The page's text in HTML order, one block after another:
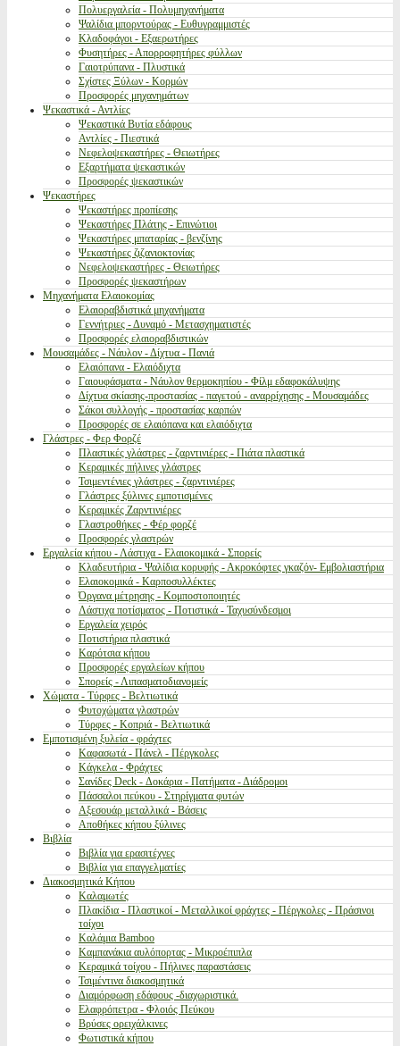
Πολυεργαλεία - Πολυμηχανήματα
Ψαλίδια μπορντούρας - Ευθυγραμμιστές
Κλαδοφάγοι - Εξαερωτήρες
Φυσητήρες - Απορροφητήρες φύλλων
Γαιοτρύπανα - Πλυστικά
Σχίστες Ξύλων - Κορμών
Προσφορές μηχανημάτων
Ψεκαστικά - Αντλίες
Ψεκαστικά Βυτία εδάφους
Αντλίες - Πιεστικά
Νεφελοψεκαστήρες - Θειωτήρες
Εξαρτήματα ψεκαστικών
Προσφορές ψεκαστικών
Ψεκαστήρες
Ψεκαστήρες προπίεσης
Ψεκαστήρες Πλάτης - Επινώτιοι
Ψεκαστήρες μπαταρίας - βενζίνης
Ψεκαστήρες ζιζανιοκτονίας
Νεφελοψεκαστήρες - Θειωτήρες
Προσφορές ψεκαστήρων
Μηχανήματα Ελαιοκομίας
Ελαιοραβδιστικά μηχανήματα
Γεννήτριες - Δυναμό - Μετασχηματιστές
Προσφορές ελαιοραβδιστικών
Μουσαμάδες - Νάυλον - Δίχτυα - Πανιά
Ελαιόπανα - Ελαιόδιχτα
Γαιουφάσματα - Νάυλον θερμοκηπίου - Φίλμ εδαφοκάλυψης
Δίχτυα σκίασης-προστασίας - παγετού - αναρρίχησης - Μουσαμάδες
Σάκοι συλλογής - προστασίας καρπών
Προσφορές σε ελαιόπανα και ελαιόδιχτα
Γλάστρες - Φερ Φορζέ
Πλαστικές γλάστρες - ζαρντινιέρες - Πιάτα πλαστικά
Κεραμικές πήλινες γλάστρες
Τσιμεντένιες γλάστρες - ζαρντινιέρες
Γλάστρες ξύλινες εμποτισμένες
Κεραμικές Ζαρντινιέρες
Γλαστροθήκες - Φέρ φορζέ
Προσφορές γλαστρών
Εργαλεία κήπου - Λάστιχα - Ελαιοκομικά - Σπορείς
Κλαδευτήρια - Ψαλίδια κορυφής - Ακροκόφτες γκαζόν- Εμβολιαστήρια
Ελαιοκομικά - Καρποσυλλέκτες
Όργανα μέτρησης - Κομποστοποιητές
Λάστιχα ποτίσματος - Ποτιστικά - Ταχυσύνδεσμοι
Εργαλεία χειρός
Ποτιστήρια πλαστικά
Καρότσια κήπου
Προσφορές εργαλείων κήπου
Σπορείς - Λιπασματοδιανομείς
Χώματα - Τύρφες - Βελτιωτικά
Φυτοχώματα γλαστρών
Τύρφες - Κοπριά - Βελτιωτικά
Εμποτισμένη ξυλεία - φράχτες
Καφασωτά - Πάνελ - Πέργκολες
Κάγκελα - Φράχτες
Σανίδες Deck - Δοκάρια - Πατήματα - Διάδρομοι
Πάσσαλοι πεύκου - Στηρίγματα φυτών
Αξεσουάρ μεταλλικά - Βάσεις
Αποθήκες κήπου ξύλινες
Βιβλία
Βιβλία για ερασιτέχνες
Βιβλία για επαγγελματίες
Διακοσμητικά Κήπου
Καλαμωτές
Πλακίδια - Πλαστικοί - Μεταλλικοί φράχτες - Πέργκολες - Πράσινοι
τοίχοι
Καλάμια Bamboo
Καμπανάκια αυλόπορτας - Μικροέπιπλα
Κεραμικά τοίχου - Πήλινες παραστάσεις
Τσιμέντινα διακοσμητικά
Διαμόρφωση εδάφους -διαχωριστικά.
Ελαφρόπετρα - Φλοιός Πεύκου
Βρύσες ορειχάλκινες
Φωτιστικά κήπου